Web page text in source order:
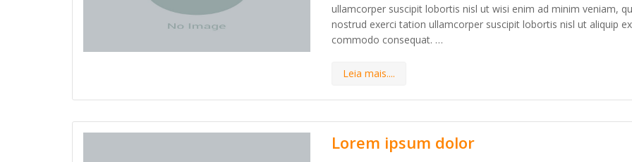
ullamcorper suscipit lobortis nisl ut wisi enim ad minim veniam,
nostrud exerci tation ullamcorper suscipit lobortis nisl ut aliquip
commodo consequat. …
Leia mais....
Lorem ipsum dolor